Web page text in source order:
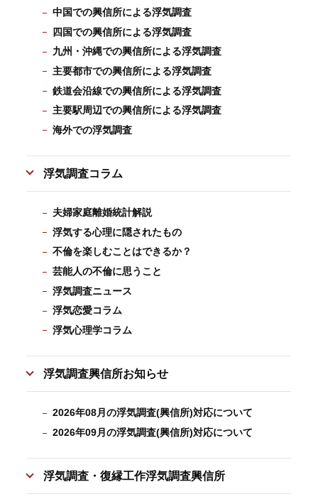
中国での興信所による浮気調査
四国での興信所による浮気調査
九州・沖縄での興信所による浮気調査
主要都市での興信所による浮気調査
鉄道会沿線での興信所による浮気調査
主要駅周辺での興信所による浮気調査
海外での浮気調査
浮気調査コラム
夫婦家庭離婚統計解説
浮気する心理に隠されたもの
不倫を楽しむことはできるか？
芸能人の不倫に思うこと
浮気調査ニュース
浮気恋愛コラム
浮気心理学コラム
浮気調査興信所お知らせ
2026年08月の浮気調査(興信所)対応について
2026年09月の浮気調査(興信所)対応について
浮気調査・復縁工作浮気調査興信所